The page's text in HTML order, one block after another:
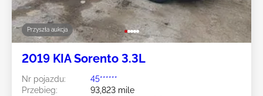
Przyszła aukcja
2019 KIA Sorento 3.3L
Nr pojazdu:
45******
Przebieg:
93,823 mile